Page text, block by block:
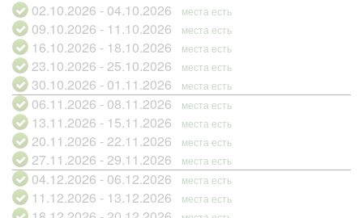
02.10.2026 - 04.10.2026 места есть
09.10.2026 - 11.10.2026 места есть
16.10.2026 - 18.10.2026 места есть
23.10.2026 - 25.10.2026 места есть
30.10.2026 - 01.11.2026 места есть
06.11.2026 - 08.11.2026 места есть
13.11.2026 - 15.11.2026 места есть
20.11.2026 - 22.11.2026 места есть
27.11.2026 - 29.11.2026 места есть
04.12.2026 - 06.12.2026 места есть
11.12.2026 - 13.12.2026 места есть